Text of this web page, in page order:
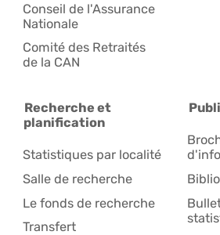
Conseil de l'Assurance
Nationale
Comité des Retraités
de la CAN
Recherche et
planification
Statistiques par localité
Salle de recherche
Le fonds de recherche
Transfert